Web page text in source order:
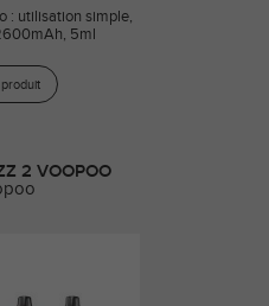
: utilisation simple,
5ml
2 VOOPOO